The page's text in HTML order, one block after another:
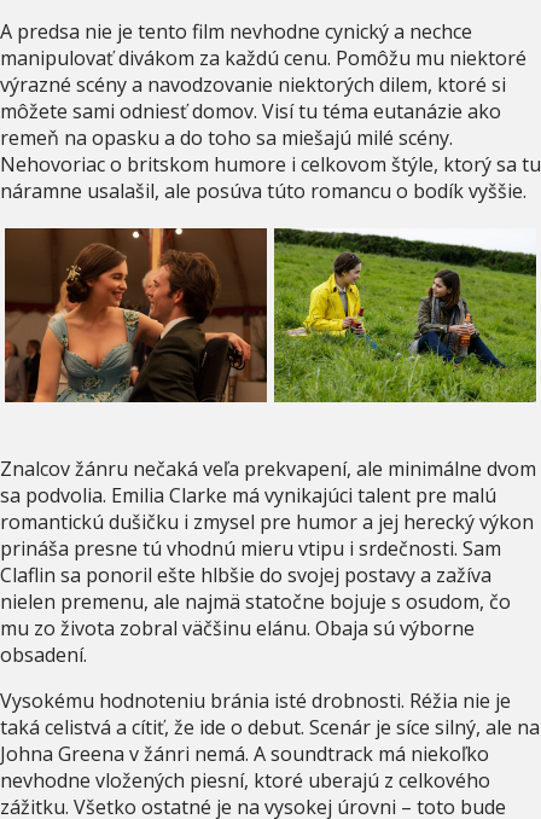
A predsa nie je tento film nevhodne cynický a nechce
manipulovať divákom za každú cenu. Pomôžu mu niektoré
výrazné scény a navodzovanie niektorých dilem, ktoré si
môžete sami odniesť domov. Visí tu téma eutanázie ako
remeň na opasku a do toho sa miešajú milé scény.
Nehovoriac o britskom humore i celkovom štýle, ktorý sa tu
náramne usalašil, ale posúva túto romancu o bodík vyššie.
Znalcov žánru nečaká veľa prekvapení, ale minimálne dvom
sa podvolia. Emilia Clarke má vynikajúci talent pre malú
romantickú dušičku i zmysel pre humor a jej herecký výkon
prináša presne tú vhodnú mieru vtipu i srdečnosti. Sam
Claflin sa ponoril ešte hlbšie do svojej postavy a zažíva
nielen premenu, ale najmä statočne bojuje s osudom, čo
mu zo života zobral väčšinu elánu. Obaja sú výborne
obsadení.
Vysokému hodnoteniu bránia isté drobnosti. Réžia nie je
taká celistvá a cítiť, že ide o debut. Scenár je síce silný, ale na
Johna Greena v žánri nemá. A soundtrack má niekoľko
nevhodne vložených piesní, ktoré uberajú z celkového
zážitku. Všetko ostatné je na vysokej úrovni – toto bude